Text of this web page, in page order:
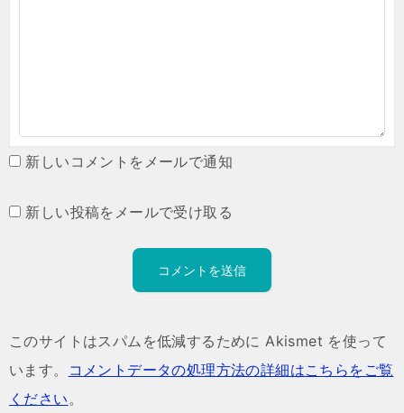
新しいコメントをメールで通知
新しい投稿をメールで受け取る
このサイトはスパムを低減するために Akismet を使って
います。
コメントデータの処理方法の詳細はこちらをご覧
ください。